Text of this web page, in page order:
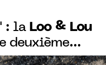
: la Loo & Lou
deuxième
à Pierre-